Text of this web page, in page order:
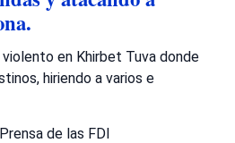
en Khirbet Tuva donde
hiriendo a varios e
de las FDI